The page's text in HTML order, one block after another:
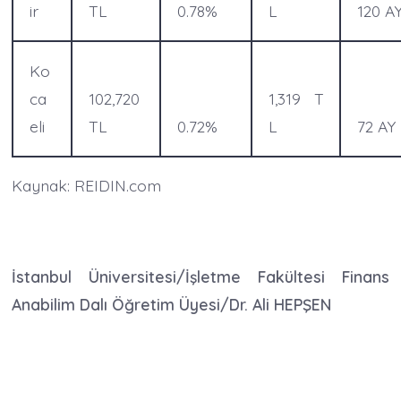
ir
TL
0.78%
L
120
Ko
ca
eli
102,720
TL
0.72%
1,319 T
L
72 AY
Kaynak: REIDIN.com
İstanbul Üniversitesi/İşletme Fakültesi Finans
Anabilim Dalı Öğretim Üyesi/Dr. Ali HEPŞEN